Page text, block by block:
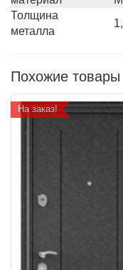
Толщина
металла
Похожие товары
На заказ!